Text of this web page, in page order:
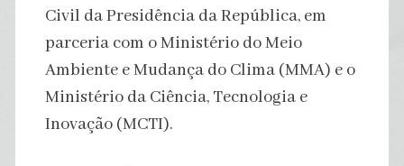
Civil da Presidência da República, em
parceria com o Ministério do Meio
Ambiente e Mudança do Clima (MMA) e o
Ministério da Ciência, Tecnologia e
Inovação (MCTI).